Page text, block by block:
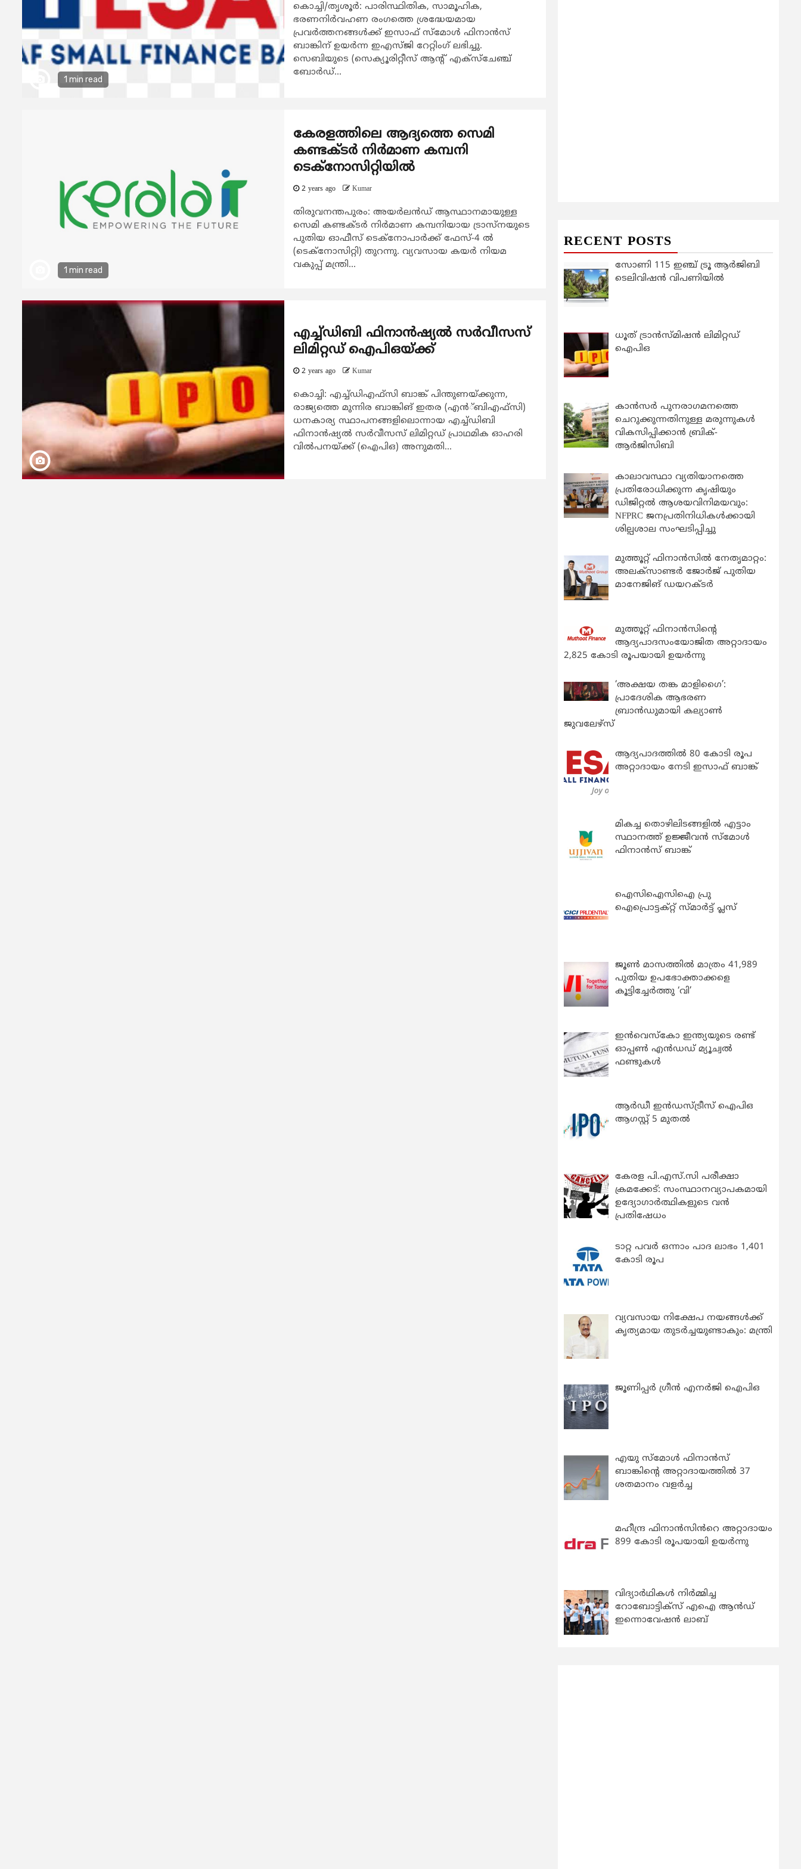
1 min read
കൊച്ചി/തൃശൂർ: പാരിസ്ഥിതിക, സാമൂഹിക,
ഭരണനിർവഹണ രംഗത്തെ ശ്രദ്ധേയമായ
പ്രവർത്തനങ്ങൾക്ക് ഇസാഫ് സ്‌മോൾ ഫിനാൻസ്
ബാങ്കിന് ഉയർന്ന ഇഎസ്ജി റേറ്റിംഗ് ലഭിച്ചു.
സെബിയുടെ (സെക്യൂരിറ്റീസ് ആന്റ് എക്സ്ചേഞ്ച്
ബോർഡ്...
1 min read
കേരളത്തിലെ ആദ്യത്തെ സെമി
കണ്ടക്ടര്‍ നിര്‍മാണ കമ്പനി
ടെക്നോസിറ്റിയില്‍
2 years ago Kumar
തിരുവനന്തപുരം: അയര്‍ലന്‍ഡ് ആസ്ഥാനമായുള്ള
സെമി കണ്ടക്ടര്‍ നിര്‍മാണ കമ്പനിയായ ട്രാസ്നയുടെ
പുതിയ ഓഫീസ് ടെക്നോപാര്‍ക്ക് ഫേസ്-4 ല്‍
(ടെക്നോസിറ്റി) തുറന്നു. വ്യവസായ കയര്‍ നിയമ
വകുപ്പ് മന്ത്രി...
എച്ച്ഡിബി ഫിനാന്‍ഷ്യല്‍ സര്‍വീസസ്
ലിമിറ്റഡ് ഐപിഒയ്ക്ക്
2 years ago Kumar
കൊച്ചി: എച്ച്ഡിഎഫ്സി ബാങ്ക് പിന്തുണയ്ക്കുന്ന,
രാജ്യത്തെ മുന്നിര ബാങ്കിങ് ഇതര (എന്‍്ബിഎഫ്സി)
ധനകാര്യ സ്ഥാപനങ്ങളിലൊന്നായ എച്ച്ഡിബി
ഫിനാന്‍ഷ്യല്‍ സര്‍വീസസ് ലിമിറ്റഡ് പ്രാഥമിക ഓഹരി
വില്‍പനയ്ക്ക് (ഐപിഒ) അനുമതി...
RECENT POSTS
സോണി 115 ഇഞ്ച് ട്രൂ ആർജിബി
ടെലിവിഷൻ വിപണിയിൽ
ധൂത് ട്രാൻസ്മിഷൻ ലിമിറ്റഡ്
ഐപിഒ
കാന്‍സര്‍ പുനരാഗമനത്തെ
ചെറുക്കുന്നതിനുള്ള മരുന്നുകള്‍
വികസിപ്പിക്കാന്‍ ബ്രിക്-
ആര്‍ജിസിബി
കാലാവസ്ഥാ വ്യതിയാനത്തെ
പ്രതിരോധിക്കുന്ന കൃഷിയും
ഡിജിറ്റൽ ആശയവിനിമയവും:
NFPRC ജനപ്രതിനിധികൾക്കായി
ശില്പശാല സംഘടിപ്പിച്ചു
മുത്തൂറ്റ് ഫിനാൻസിൽ നേതൃമാറ്റം:
അലക്സാണ്ടർ ജോർജ് പുതിയ
മാനേജിങ് ഡയറക്ടർ
മുത്തൂറ്റ് ഫിനാൻസിന്റെ
ആദ്യപാദസംയോജിത അറ്റാദായം
2,825 കോടി രൂപയായി ഉയർന്നു
‘അക്ഷയ തങ്ക മാളിഗൈ’:
പ്രാദേശിക ആഭരണ
ബ്രാന്‍ഡുമായി കല്യാണ്‍
ജുവലേഴ്‌സ്
ആദ്യപാദത്തിൽ 80 കോടി രൂപ
അറ്റാദായം നേടി ഇസാഫ് ബാങ്ക്
മികച്ച തൊഴിലിടങ്ങളിൽ എട്ടാം
സ്ഥാനത്ത് ഉജ്ജീവൻ സ്മോൾ
ഫിനാൻസ് ബാങ്ക്
ഐസിഐസിഐ പ്രു
ഐപ്രൊട്ടക്റ്റ് സ്മാർട്ട് പ്ലസ്
ജൂൺ മാസത്തിൽ മാത്രം 41,989
പുതിയ ഉപഭോക്താക്കളെ
കൂട്ടിച്ചേർത്തു ‘വി’
ഇന്‍വെസ്കോ ഇന്ത്യയുടെ രണ്ട്
ഓപ്പണ്‍ എന്‍ഡഡ് മ്യൂച്വല്‍
ഫണ്ടുകള്‍
ആർഡീ ഇൻഡസ്ട്രീസ് ഐപിഒ
ആഗസ്റ്റ് 5 മുതൽ
കേരള പി.എസ്.സി പരീക്ഷാ
ക്രമക്കേട്: സംസ്ഥാനവ്യാപകമായി
ഉദ്യോഗാര്‍ത്ഥികളുടെ വന്‍
പ്രതിഷേധം
ടാറ്റ പവർ ഒന്നാം പാദ ലാഭം 1,401
കോടി രൂപ
വ്യവസായ നിക്ഷേപ നയങ്ങള്‍ക്ക്
കൃത്യമായ തുടര്‍ച്ചയുണ്ടാകും: മന്ത്രി
ജൂണിപ്പർ ഗ്രീൻ എനർജി ഐപിഒ
എയു സ്‌മോൾ ഫിനാൻസ്
ബാങ്കിന്റെ അറ്റാദായത്തിൽ 37
ശതമാനം വളർച്ച
മഹീന്ദ്ര ഫിനാൻസിൻറെ അറ്റാദായം
899 കോടി രൂപയായി ഉയർന്നു
വിദ്യാര്‍ഥികള്‍ നിര്‍മ്മിച്ച
റോബോട്ടിക്സ് എഐ ആന്‍ഡ്
ഇന്നൊവേഷന്‍ ലാബ്